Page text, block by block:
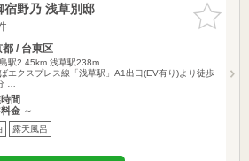
お気に入
りに追加
宿野乃 浅草別邸
都 / 台東区
駅2.45km 浅草駅238m
エクスプレス線「浅草駅」A1出口(EV有り)より徒歩
…
間
金 ～
露天風呂